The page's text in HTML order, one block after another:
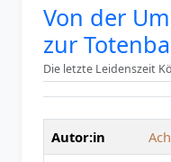
Von der
zur
Die letzte Leidenszeit
Autor:in